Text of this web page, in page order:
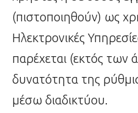
(πιστοποιηθούν) ως
Ηλεκτρονικές
παρέχεται (εκτός των
δυνατότητα της
μέσω διαδικτύου.